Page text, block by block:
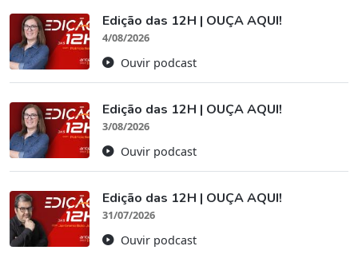
Edição das 12H | OUÇA AQUI!
4/08/2026
Ouvir podcast
Edição das 12H | OUÇA AQUI!
3/08/2026
Ouvir podcast
Edição das 12H | OUÇA AQUI!
31/07/2026
Ouvir podcast